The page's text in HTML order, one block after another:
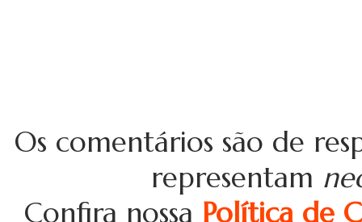
Os comentários são de
representam
Confira nossa Política de